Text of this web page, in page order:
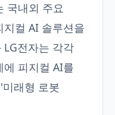
국내외 주요
컬 AI 솔루션을
전자는 각각
피지컬 AI를
래형 로봇